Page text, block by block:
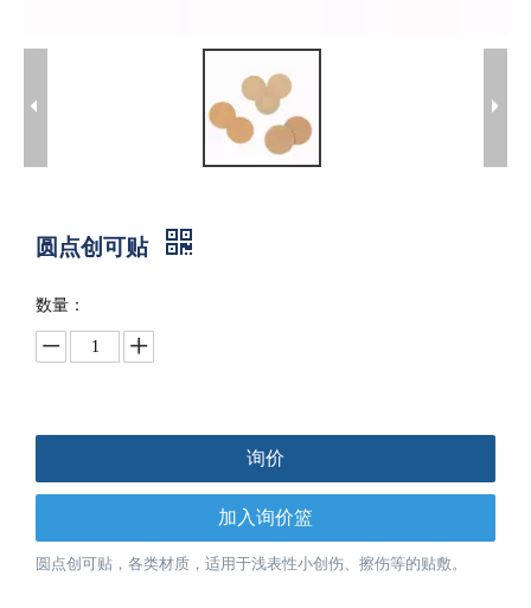
圆点创可贴
数量：
询价
加入询价篮
圆点创可贴，各类材质，适用于浅表性小创伤、擦伤等的贴敷。